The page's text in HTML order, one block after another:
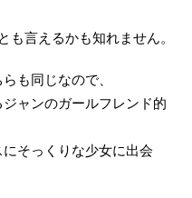
も言えるかも知れません。
も同じなので、
ャンのガールフレンド的
そっくりな少女に出会